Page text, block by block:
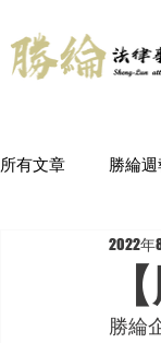
所有文章 勝綸週
2022年
勝綸